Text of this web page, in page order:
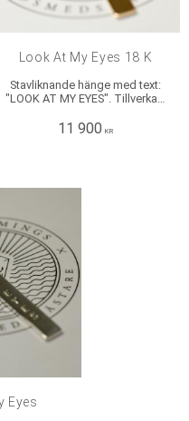
Look At My Eyes 18 K
Stavliknande hänge med text:
"LOOK AT MY EYES". Tillverkat i
Längd: ca 6 cm, Bredd: ca 6
11 900 KR
Eyes